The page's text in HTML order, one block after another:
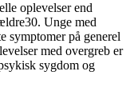
oplevelser end
Unge med
symptomer på generel
med overgreb er
sygdom og